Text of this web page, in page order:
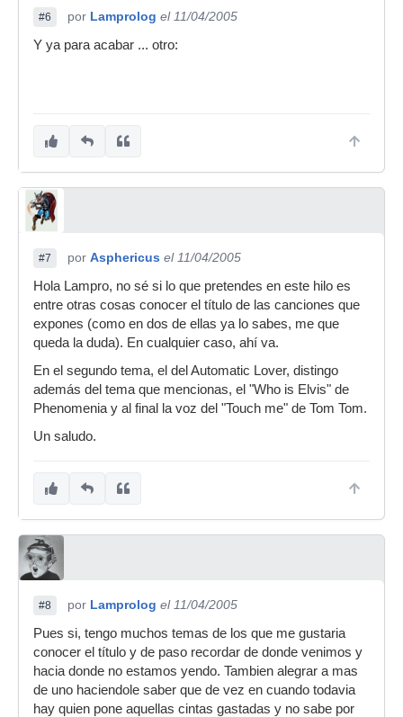
#6 por Lamprolog el 11/04/2005
Y ya para acabar ... otro:
#7 por Asphericus el 11/04/2005
Hola Lampro, no sé si lo que pretendes en este hilo es
entre otras cosas conocer el título de las canciones que
expones (como en dos de ellas ya lo sabes, me que
queda la duda). En cualquier caso, ahí va.
En el segundo tema, el del Automatic Lover, distingo
además del tema que mencionas, el "Who is Elvis" de
Phenomenia y al final la voz del "Touch me" de Tom Tom.
Un saludo.
#8 por Lamprolog el 11/04/2005
Pues si, tengo muchos temas de los que me gustaria
conocer el título y de paso recordar de donde venimos y
hacia donde no estamos yendo. Tambien alegrar a mas
de uno haciendole saber que de vez en cuando todavia
hay quien pone aquellas cintas gastadas y no sabe por